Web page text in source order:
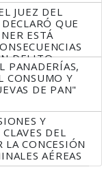
JUEZ DEL
QUE
ESTÁ
DELITO
PANADERÍAS,
CONSUMO Y
DE PAN"
Y
DEL
LA CONCESIÓN
AÉREAS